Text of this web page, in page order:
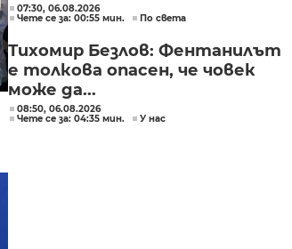
07:30, 06.08.2026
Чете се за: 00:55 мин.
По света
Тихомир Безлов: Фентанилът
е толкова опасен, че човек
може да...
08:50, 06.08.2026
Чете се за: 04:35 мин.
У нас